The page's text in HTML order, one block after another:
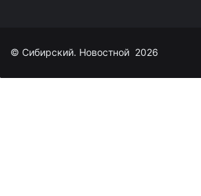
© Сибирский. Новостной 2026